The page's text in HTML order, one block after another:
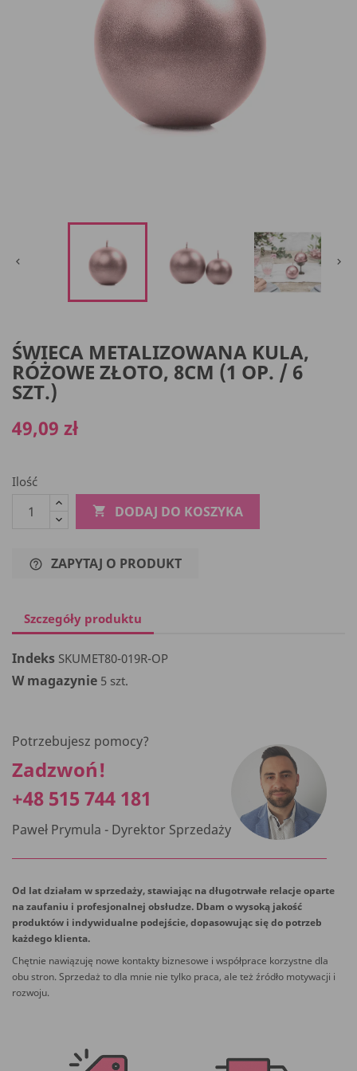
 
ŚWIECA METALIZOWANA KULA,
RÓŻOWE ZŁOTO, 8CM (1 OP. / 6
SZT.)
49,09 zł
Ilość
 DODAJ DO KOSZYKA
help_outline ZAPYTAJ O PRODUKT
Szczegóły produktu
Indeks SKUMET80-019R-OP
W magazynie 5 szt.
Potrzebujesz pomocy?
Zadzwoń!
+48 515 744 181
Paweł Prymula - Dyrektor Sprzedaży
Od lat działam w sprzedaży, stawiając na długotrwałe relacje oparte
na zaufaniu i profesjonalnej obsłudze. Dbam o wysoką jakość
produktów i indywidualne podejście, dopasowując się do potrzeb
każdego klienta.
Chętnie nawiązuję nowe kontakty biznesowe i współprace korzystne dla
obu stron. Sprzedaż to dla mnie nie tylko praca, ale też źródło motywacji i
rozwoju.